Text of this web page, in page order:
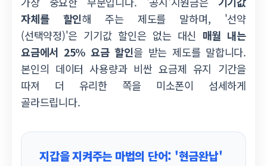
자체를 할인해 주는 제도를 말하며, '선약
(선택약정)'은 기기값 할인은 없는 대신 매월 내는
요금에서 25% 요금 할인을 받는 제도를 말합니다.
본인의 데이터 사용량과 비싼 요금제 유지 기간을
따져 더 유리한 쪽을 미소폰이 섬세하게
골라드립니다.
지갑을 지켜주는 마법의 단어: '현금완납'